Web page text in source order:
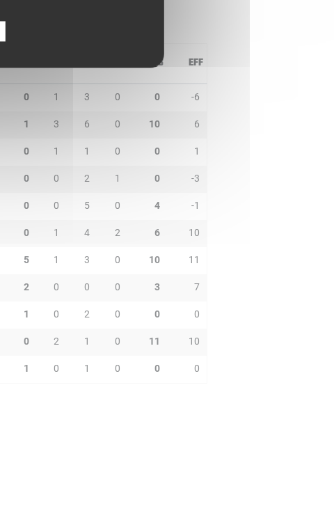
PTS EFF
0 1 3 0 0 -6
1 3 6 0 10 6
0 1 1 0 0 1
0 0 2 1 0 -3
0 0 5 0 4 -1
0 1 4 2 6 10
5 1 3 0 10 11
2 0 0 0 3 7
1 0 2 0 0 0
0 2 1 0 11 10
1 0 1 0 0 0